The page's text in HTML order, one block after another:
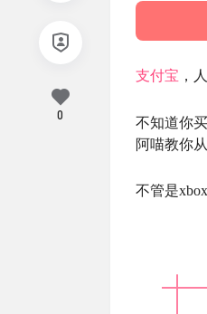
支付宝 ，
不知道你买
阿喵教你
不管是
0